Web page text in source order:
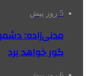
5 روز پیش
مدنی‌زاده: دشمن
گور خواهد برد